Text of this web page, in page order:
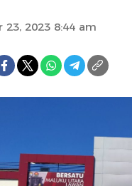
23, 2023 8:44 am